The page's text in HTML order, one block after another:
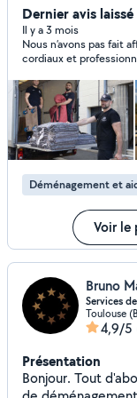
Bordeaux, et dans
professionnels aguerris. Précision,
bienveillance sont
communication de
messages via
doit être précis,
téléphone. Au plaisir de travailler avec vous, Samuel
Entreprise
conscience
Dernier avis
Il y a 3 mois
Nous n’avons pas fait
cordiaux et professionnels. Je garde les
Déménagement et
Voir le
Bruno
Services
Toulouse
4,9/5
Présentation
Bonjour. Tout